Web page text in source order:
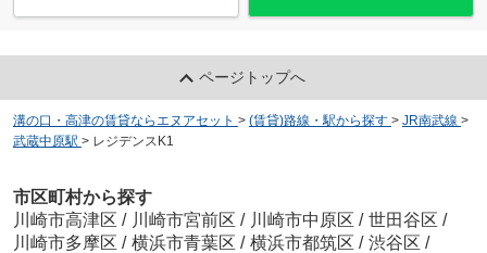
ページトップへ
溝の口・高津の賃貸ならエヌアセット > (賃貸)路線・駅から探す > JR南武線 >
武蔵中原駅 > レジデンスK1
市区町村から探す
川崎市高津区 / 川崎市宮前区 / 川崎市中原区 / 世田谷区 /
川崎市多摩区 / 横浜市青葉区 / 横浜市都筑区 / 渋谷区 /